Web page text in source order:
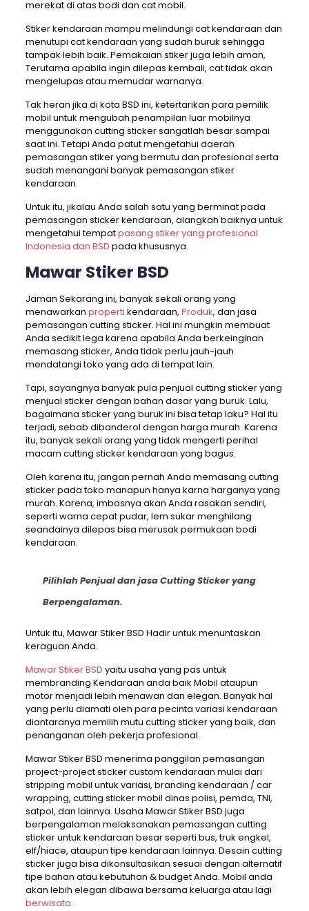
merekat di atas bodi dan cat mobil.
Stiker kendaraan mampu melindungi cat kendaraan dan
menutupi cat kendaraan yang sudah buruk sehingga
tampak lebih baik. Pemakaian stiker juga lebih aman,
Terutama apabila ingin dilepas kembali, cat tidak akan
mengelupas atau memudar warnanya.
Tak heran jika di kota BSD ini, ketertarikan para pemilik
mobil untuk mengubah penampilan luar mobilnya
menggunakan cutting sticker sangatlah besar sampai
saat ini. Tetapi Anda patut mengetahui daerah
pemasangan stiker yang bermutu dan profesional serta
sudah menangani banyak pemasangan stiker
kendaraan.
Untuk itu, jikalau Anda salah satu yang berminat pada
pemasangan sticker kendaraan, alangkah baiknya untuk
mengetahui tempatpasang stiker yang profesional
Indonesia dan BSD pada khususnya.
Mawar Stiker BSD
Jaman Sekarang ini, banyak sekali orang yang
menawarkan properti kendaraan, Produk, dan jasa
pemasangan cutting sticker. Hal ini mungkin membuat
Anda sedikit lega karena apabila Anda berkeinginan
memasang sticker, Anda tidak perlu jauh-jauh
mendatangi toko yang ada di tempat lain.
Tapi, sayangnya banyak pula penjual cutting sticker yang
menjual sticker dengan bahan dasar yang buruk. Lalu,
bagaimana sticker yang buruk ini bisa tetap laku? Hal itu
terjadi, sebab dibanderol dengan harga murah. Karena
itu, banyak sekali orang yang tidak mengerti perihal
macam cutting sticker kendaraan yang bagus.
Oleh karena itu, jangan pernah Anda memasang cutting
sticker pada toko manapun hanya karna harganya yang
murah. Karena, imbasnya akan Anda rasakan sendiri,
seperti warna cepat pudar, lem sukar menghilang
seandainya dilepas bisa merusak permukaan bodi
kendaraan.
Pilihlah Penjual dan jasa Cutting Sticker yang
Berpengalaman.
Untuk itu, Mawar Stiker BSD Hadir untuk menuntaskan
keraguan Anda.
Mawar Stiker BSD yaitu usaha yang pas untuk
membranding Kendaraan anda baik Mobil ataupun
motor menjadi lebih menawan dan elegan. Banyak hal
yang perlu diamati oleh para pecinta variasi kendaraan
diantaranya memilih mutu cutting sticker yang baik, dan
penanganan oleh pekerja profesional.
Mawar Stiker BSD menerima panggilan pemasangan
project-project sticker custom kendaraan mulai dari
stripping mobil untuk variasi, branding kendaraan / car
wrapping, cutting sticker mobil dinas polisi, pemda, TNI,
satpol, dan lainnya. Usaha Mawar Stiker BSD juga
berpengalaman melaksanakan pemasangan cutting
sticker untuk kendaraan besar seperti bus, truk engkel,
elf/hiace, ataupun tipe kendaraan lainnya. Desain cutting
sticker juga bisa dikonsultasikan sesuai dengan alternatif
tipe bahan atau kebutuhan & budget Anda. Mobil anda
akan lebih elegan dibawa bersama keluarga atau lagi
berwisata.